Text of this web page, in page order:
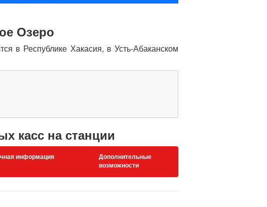
Озеро
в Республике Хакасия, в Усть-Абаканском
касс на станции
информация
Дополнительные
возможности